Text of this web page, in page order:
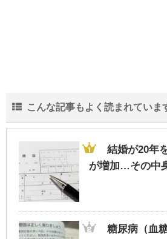
こんな記事もよく読まれていま
結婚が20年
が増加…その中
糖尿病（血